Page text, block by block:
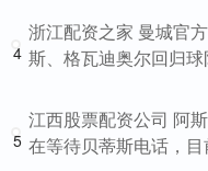
4
浙江配资之家 曼城官
斯、格瓦迪奥尔回归
5
江西股票配资公司 阿
在等待贝蒂斯电话，